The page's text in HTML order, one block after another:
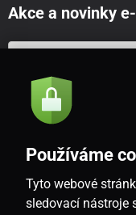
Akce a novinky
Souhlasím se
CZ
Používáme
Tyto webové
sledovací nástroje